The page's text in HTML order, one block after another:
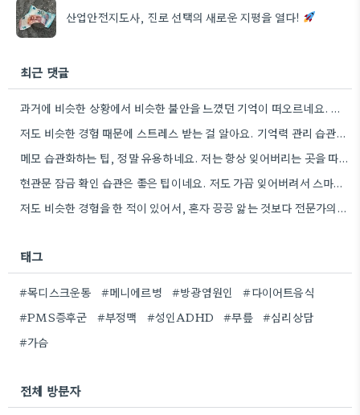
산업안전지도사, 진로 선택의 새로운 지평을 열다!
최근 댓글
과거에 비슷한 상황에서 비슷한 불안을 느꼈던 기억이 떠오르네요. 그 당시 경험을 제대로 정리하지 못해서인지, 지금도…
저도 비슷한 경험 때문에 스트레스 받는 걸 알아요. 기억력 관리 습관을 만들려고 노력하는 것도 좋지만,…
메모 습관화하는 팁, 정말 유용하네요. 저는 항상 잊어버리는 곳을 따로 챙겨두는 습관을 들이려고 노력하고 있어요.
현관문 잠금 확인 습관은 좋은 팁이네요. 저도 가끔 잊어버려서 스마트폰으로 찍어두는 걸 고려해봐야겠어요.
저도 비슷한 경험을 한 적이 있어서, 혼자 끙끙 앓는 것보다 전문가의 도움을 받는 게 정말…
태그
#목디스크운동 #메니에르병 #방광염원인
#다이어트음식
#PMS증후군
#부정맥 #성인ADHD #무릎
#심리상담
#가슴
전체 방문자